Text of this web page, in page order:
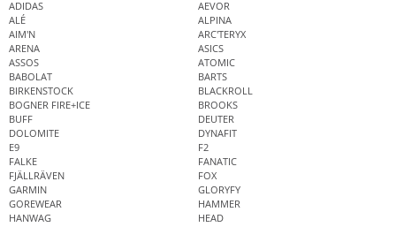
ADIDAS
AEVOR
ALÉ
ALPINA
AIM'N
ARC'TERYX
ARENA
ASICS
ASSOS
ATOMIC
BABOLAT
BARTS
BIRKENSTOCK
BLACKROLL
BOGNER FIRE+ICE
BROOKS
BUFF
DEUTER
DOLOMITE
DYNAFIT
E9
F2
FALKE
FANATIC
FJÄLLRÄVEN
FOX
GARMIN
GLORYFY
GOREWEAR
HAMMER
HANWAG
HEAD